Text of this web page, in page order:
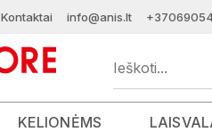
Kontaktai info@anis.lt
KELIONĖMS